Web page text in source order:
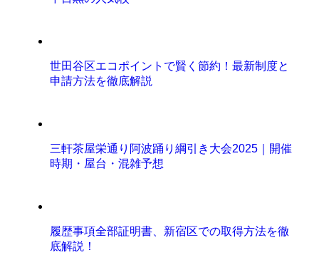
世田谷区エコポイントで賢く節約！最新制度と
申請方法を徹底解説
三軒茶屋栄通り阿波踊り綱引き大会2025｜開催
時期・屋台・混雑予想
履歴事項全部証明書、新宿区での取得方法を徹
底解説！